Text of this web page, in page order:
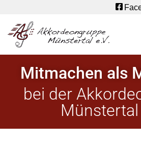
Zum
Inhalt
springen
Mitmachen als
bei der
Münstertal